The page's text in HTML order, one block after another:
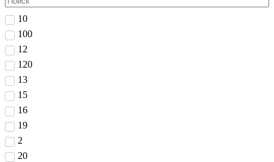
10
100
12
120
13
15
16
19
2
20